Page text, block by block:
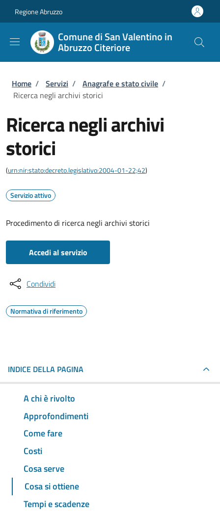
Regione Abruzzo
Comune di San Valentino in
Abruzzo Citeriore
Briciole di pane
Home / Servizi / Anagrafe e stato civile /
Ricerca negli archivi storici
Ricerca negli archivi
storici
(urn:nir:stato:decreto.legislativo:2004-01-22;42)
Servizio attivo
Procedimento di ricerca negli archivi storici
Accedi al servizio
Condividi
Normativa di riferimento
INDICE DELLA PAGINA
A chi è rivolto
Approfondimenti
Come fare
Costi
Cosa serve
Cosa si ottiene
Tempi e scadenze